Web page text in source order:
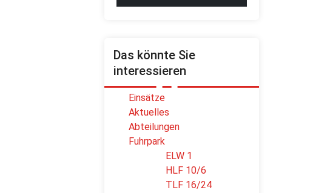
Das könnte Sie
interessieren
Einsätze
Aktuelles
Abteilungen
Fuhrpark
ELW 1
HLF 10/6
TLF 16/24